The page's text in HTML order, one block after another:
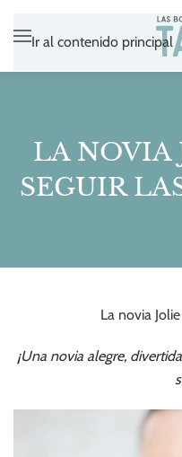
Ir al contenido principal
LA NOVIA
SEGUIR
La novia
¡Una novia alegre,